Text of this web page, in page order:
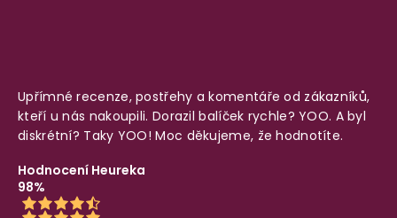
Upřímné recenze, postřehy a komentáře od zákazníků,
kteří u nás nakoupili. Dorazil balíček rychle? YOO. A byl
diskrétní? Taky YOO! Moc děkujeme, že hodnotíte.
Hodnocení Heureka
98%